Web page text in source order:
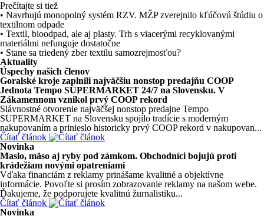
Prečítajte si tiež
• Navrhujú monopolný systém RZV. MŽP zverejnilo kľúčovú štúdiu o
textilnom odpade
• Textil, bioodpad, ale aj plasty. Trh s viacerými recyklovanými
materiálmi nefunguje dostatočne
• Stane sa triedený zber textilu samozrejmosťou?
Aktuality
Úspechy našich členov
Goralské kroje zaplnili najväčšiu nonstop predajňu COOP
Jednota Tempo SUPERMARKET 24/7 na Slovensku. V
Zákamennom vznikol prvý COOP rekord
Slávnostné otvorenie najväčšej nonstop predajne Tempo
SUPERMARKET na Slovensku spojilo tradície s moderným
nakupovaním a prinieslo historicky prvý COOP rekord v nakupovan...
Čítať článok
Novinka
Maslo, mäso aj ryby pod zámkom. Obchodníci bojujú proti
krádežiam novými opatreniami
Vďaka financiám z reklamy prinášame kvalitné a objektívne
informácie. Povoľte si prosím zobrazovanie reklamy na našom webe.
Ďakujeme, že podporujete kvalitnú žurnalistiku...
Čítať článok
Novinka